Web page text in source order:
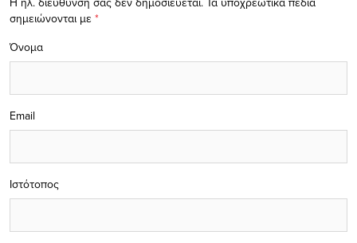
σημειώνονται με *
Όνομα
Email
Ιστότοπος